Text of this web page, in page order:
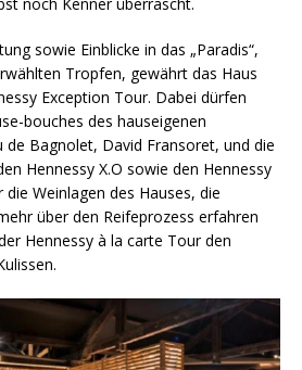
sowie Einblicke in das „Paradis“,
Tropfen, gewährt das Haus
Exception Tour. Dabei dürfen
bouches des hauseigenen
de Bagnolet, David Fransoret, und die
Hennessy X.O sowie den Hennessy
Weinlagen des Hauses, die
über den Reifeprozess erfahren
Hennessy à la carte Tour den